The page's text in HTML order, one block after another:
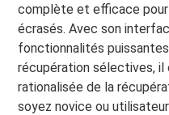
complète et efficace
écrasés. Avec son
fonctionnalités
récupération sélectives, il
rationalisée de la
soyez novice ou